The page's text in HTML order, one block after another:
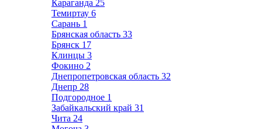
Караганда 25
Темиртау 6
Сарань 1
Брянская область 33
Брянск 17
Клинцы 3
Фокино 2
Днепропетровская область 32
Днепр 28
Подгородное 1
Забайкальский край 31
Чита 24